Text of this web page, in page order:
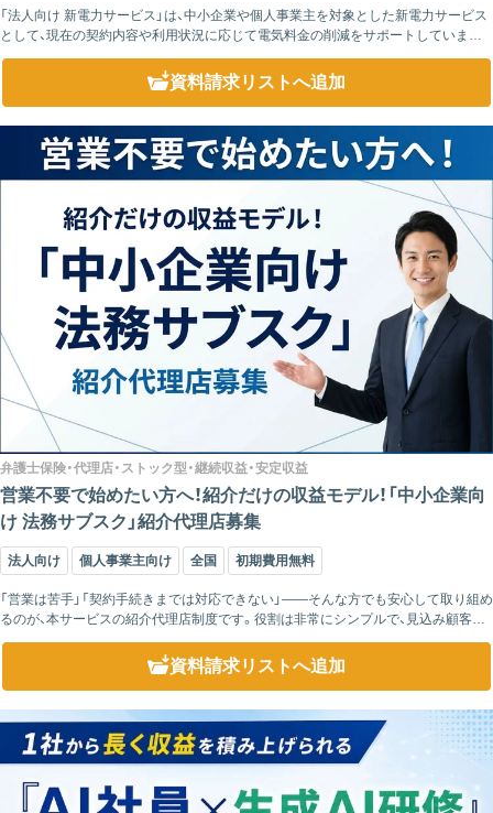
「法人向け 新電力サービス」は、中小企業や個人事業主を対象とした新電力サービス
として、現在の契約内容や利用状況に応じて電気料金の削減をサポートしています。
資料請求リストへ追加
弁護士保険・代理店・ストック型・継続収益・安定収益
営業不要で始めたい方へ！紹介だけの収益モデル！「中小企業向
け 法務サブスク」紹介代理店募集
法人向け 個人事業主向け 全国 初期費用無料
「営業は苦手」「契約手続きまでは対応できない」——そんな方でも安心して取り組め
るのが、本サービスの紹介代理店制度です。役割は非常にシンプルで、見込み顧客を
ご紹介いただくだけ。その後の説明や契約手続き、運用対応はすべて弊社が担当しま
資料請求リストへ追加